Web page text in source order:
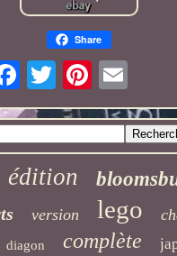
Share
édition
version lego
diagon complète